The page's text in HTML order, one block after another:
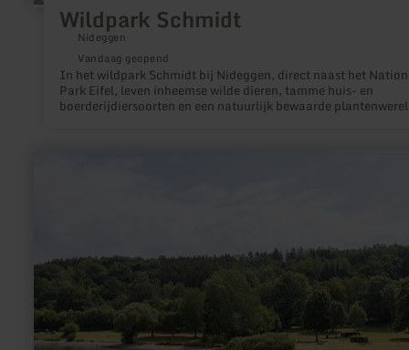
Wildpark Schmidt
Nideggen
Vandaag geopend
In het wildpark Schmidt bij Nideggen, direct naast het
Park Eifel, leven inheemse wilde dieren, tamme huis- en
boerderijdiersoorten en een natuurlijk bewaarde